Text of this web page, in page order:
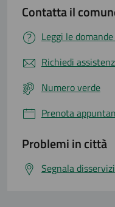
Contatta il
Leggi le
Richiedi
Numero verde
Prenota
Problemi in città
Segnala